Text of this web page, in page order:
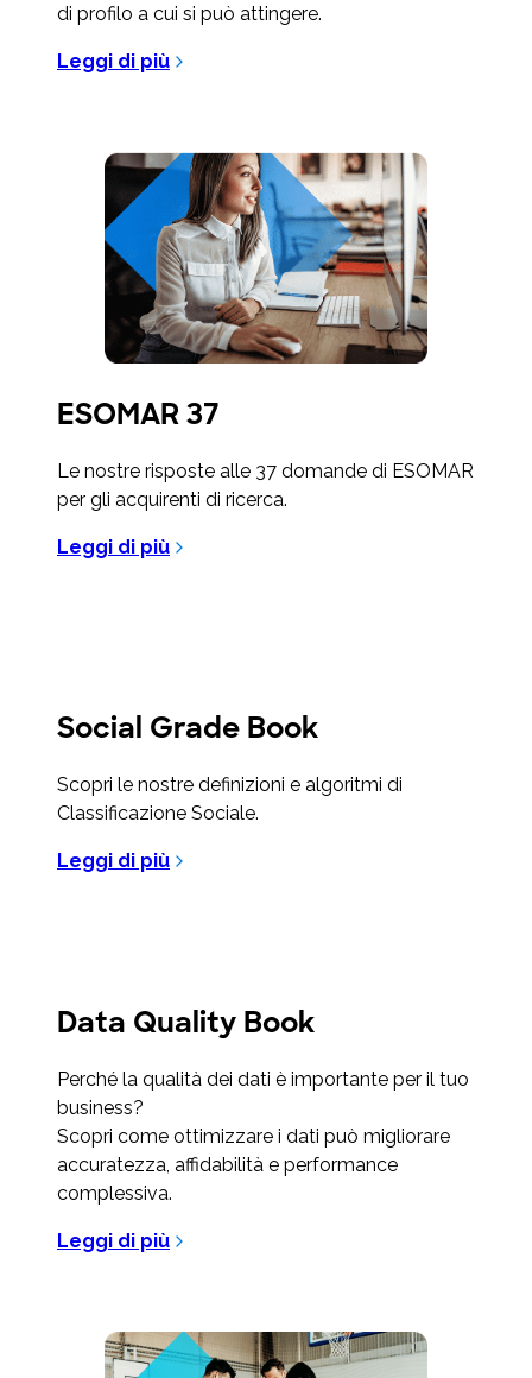
di profilo a cui si può attingere.
Leggi di più
ESOMAR 37
Le nostre risposte alle 37 domande di ESOMAR
per gli acquirenti di ricerca.
Leggi di più
Social Grade Book
Scopri le nostre definizioni e algoritmi di
Classificazione Sociale.
Leggi di più
Data Quality Book
Perché la qualità dei dati è importante per il tuo
business?
Scopri come ottimizzare i dati può migliorare
accuratezza, affidabilità e performance
complessiva.
Leggi di più